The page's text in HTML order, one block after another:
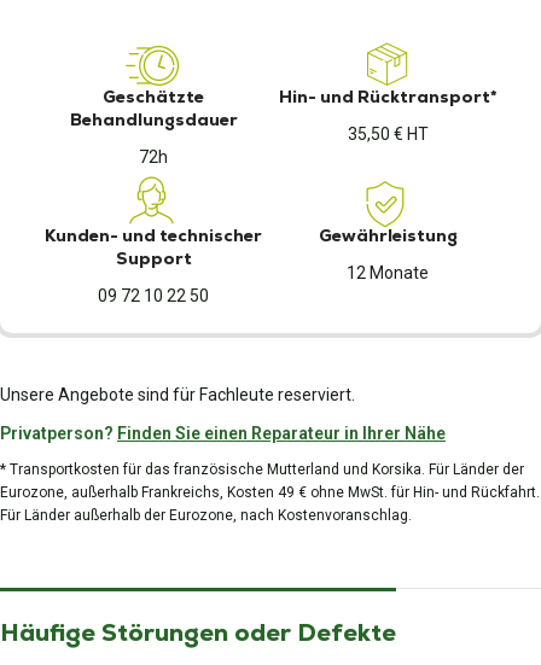
Geschätzte
Behandlungsdauer
72h
Hin- und Rücktransport*
35,50 € HT
Kunden- und technischer
Support
09 72 10 22 50
Gewährleistung
12 Monate
Unsere Angebote sind für Fachleute reserviert.
Privatperson? Finden Sie einen Reparateur in Ihrer Nähe
* Transportkosten für das französische Mutterland und Korsika. Für Länder der
Eurozone, außerhalb Frankreichs, Kosten 49 € ohne MwSt. für Hin- und Rückfahrt.
Für Länder außerhalb der Eurozone, nach Kostenvoranschlag.
Häufige Störungen oder Defekte